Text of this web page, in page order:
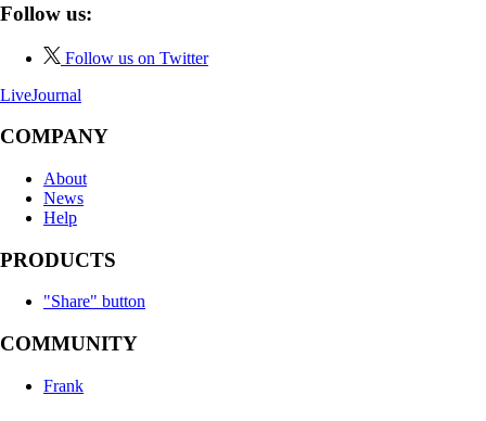
Follow us:
Follow us on Twitter
LiveJournal
COMPANY
About
News
Help
PRODUCTS
"Share" button
COMMUNITY
Frank